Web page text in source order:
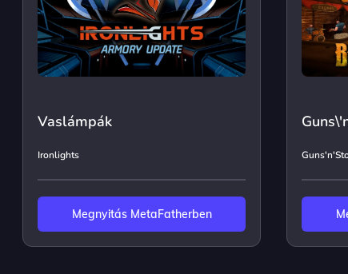
Vaslámpák
Ironlights
Megnyitás MetaFatherben